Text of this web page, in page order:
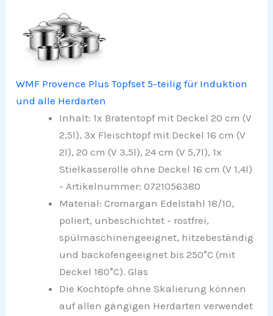
WMF Provence Plus Topfset 5-teilig für Induktion
und alle Herdarten
Inhalt: 1x Bratentopf mit Deckel 20 cm (V
2,5l), 3x Fleischtopf mit Deckel 16 cm (V
2l), 20 cm (V 3,5l), 24 cm (V 5,7l), 1x
Stielkasserolle ohne Deckel 16 cm (V 1,4l)
- Artikelnummer: 0721056380
Material: Cromargan Edelstahl 18/10,
poliert, unbeschichtet - rostfrei,
spülmaschinengeeignet, hitzebeständig
und backofengeeignet bis 250°C (mit
Deckel 180°C). Glas
Die Kochtöpfe ohne Skalierung können
auf allen gängigen Herdarten verwendet